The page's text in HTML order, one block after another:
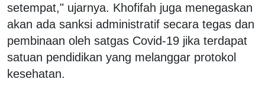
setempat," ujarnya. Khofifah juga menegaskan
akan ada sanksi administratif secara tegas dan
pembinaan oleh satgas Covid-19 jika terdapat
satuan pendidikan yang melanggar protokol
kesehatan.